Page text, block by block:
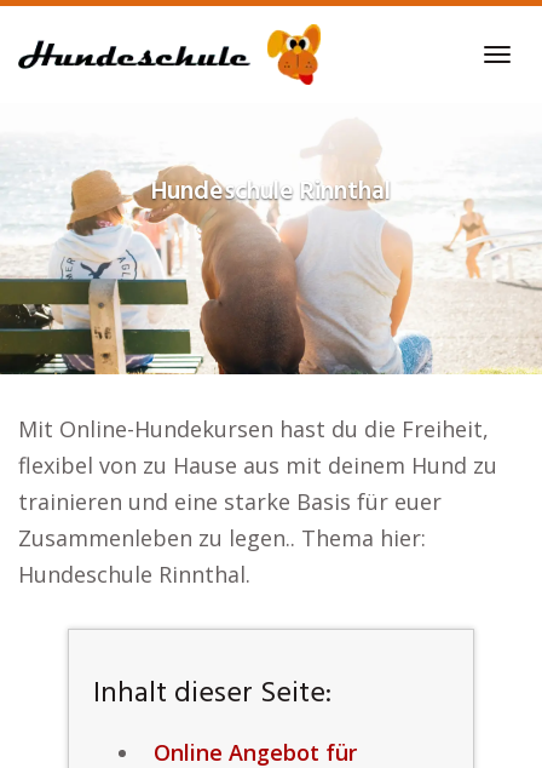
to
HundeschuleRinnthal
Mit Online-Hundekursen hast du die Freiheit,
flexibel von zu Hause aus mit deinem Hund zu
trainieren und eine starke Basis für euer
Zusammenleben zu legen.. Thema hier:
Hundeschule Rinnthal.
Inhalt dieser Seite:
Online Angebot für